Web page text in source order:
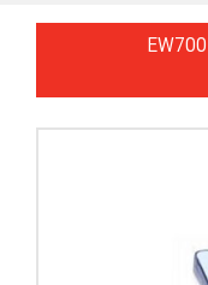
EW700